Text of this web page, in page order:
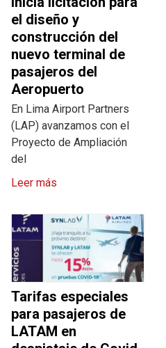
el diseño y
construcción del
nuevo terminal de
pasajeros del
Aeropuerto
En Lima Airport Partners
(LAP) avanzamos con el
Proyecto de Ampliación
del
Leer más
Tarifas especiales
para pasajeros de
LATAM en